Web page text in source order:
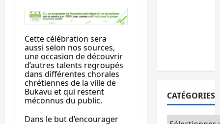
Cette célébration sera
aussi selon nos sources,
une occasion de découvrir
d’autres talents regroupés
dans différentes chorales
chrétiennes de la ville de
Bukavu et qui restent
méconnus du public.
Dans le but d’encourager
CATÉGORIES
Catégories